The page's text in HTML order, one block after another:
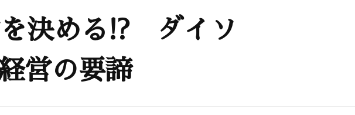
を決める!? ダイソ
営の要諦